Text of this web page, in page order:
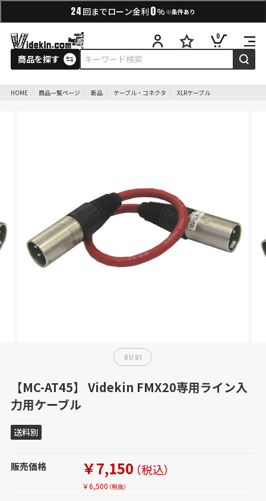
24 回までローン金利 0% ※条件あり
商品を探す
0
HOME 商品一覧ページ 新品 ケーブル・コネクタ XLRケーブル
01/01
【MC-AT45】 Videkin FMX20専用ライン入
力用ケーブル
送料別
販売価格 ￥7,150 （税込）
￥6,500 （税抜）